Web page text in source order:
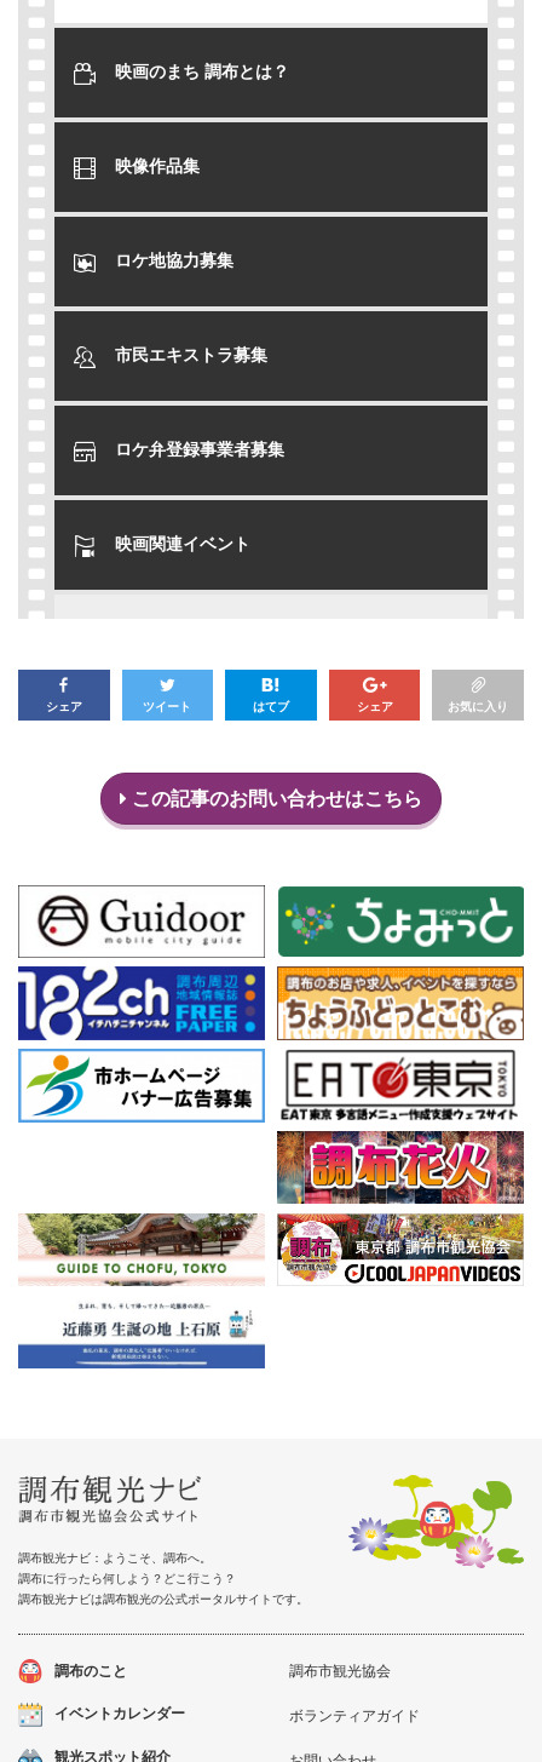
映画のまち 調布とは？
映像作品集
ロケ地協力募集
市民エキストラ募集
ロケ弁登録事業者募集
映画関連イベント
シェア ツイート はてブ シェア お気に入り
この記事のお問い合わせはこちら
調布観光ナビ：ようこそ、調布へ。
調布に行ったら何しよう？どこ行こう？
調布観光ナビは調布観光の公式ポータルサイトです。
調布のこと
イベントカレンダー
観光スポット紹介
調布市観光協会
ボランティアガイド